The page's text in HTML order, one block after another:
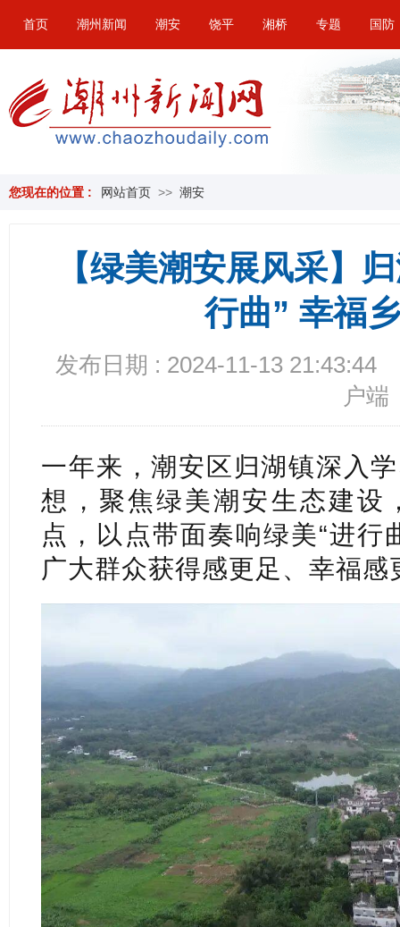
首页 潮州新闻 潮安 饶平 湘桥 专题 国防
您现在的位置 : 网站首页 >> 潮安
【绿美潮安展风采】
行曲” 幸福
发布日期 : 2024-11-13 21:43:44
户端
一年来，潮安区归湖镇深入
想，聚焦绿美潮安生态建设
点，以点带面奏响绿美“进行
广大群众获得感更足、幸福